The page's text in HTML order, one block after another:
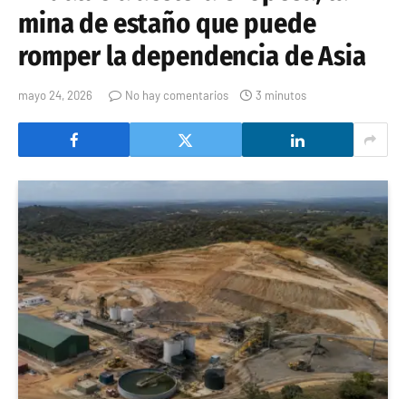
mina de estaño que puede
romper la dependencia de Asia
mayo 24, 2026 No hay comentarios 3 minutos